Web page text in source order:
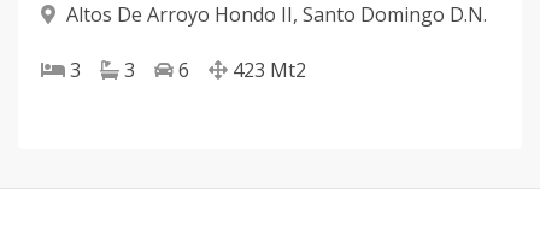
Altos De Arroyo Hondo II, Santo Domingo D.N.
3 3 6 423 Mt2